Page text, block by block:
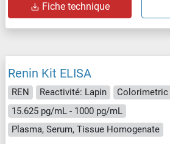
Fiche technique
Renin Kit ELISA
REN Reactivité: Lapin Colorimetric
15.625 pg/mL - 1000 pg/mL
Plasma, Serum, Tissue Homogenate